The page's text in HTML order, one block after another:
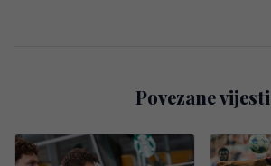
Povezane vijesti